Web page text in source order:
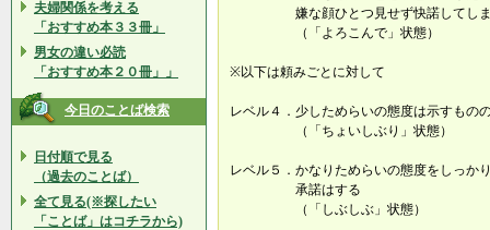
夫婦関係を考える
「おすすめ本３３冊」
男女の違い必読
「おすすめ本２０冊」」
今日のことば検索
日付順で見る
（過去のことば）
全て見る(※探したい
「ことば」はコチラから)
嫌な顔ひとつ見せず快諾してし
（「よろこんで」状態）
※以下は頼みごとに対して
レベル４．少しためらいの態度は示すもの
（「ちょいしぶり」状態）
レベル５．かなりためらいの態度をしっか
承諾はする
（「しぶしぶ」状態）